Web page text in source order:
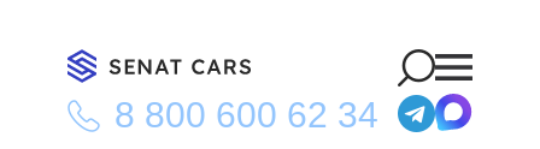
8 800 600 62 34
Главная Каталог/Kia morning LPi Deluxe 2WD